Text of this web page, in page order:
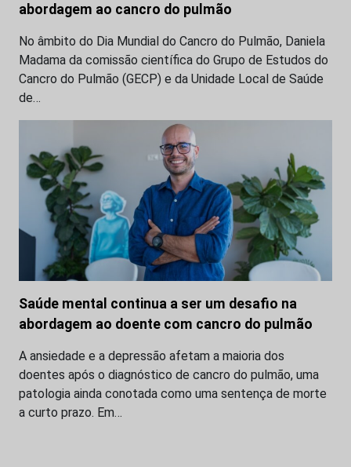
abordagem ao cancro do pulmão
No âmbito do Dia Mundial do Cancro do Pulmão, Daniela
Madama da comissão científica do Grupo de Estudos do
Cancro do Pulmão (GECP) e da Unidade Local de Saúde
de…
Saúde mental continua a ser um desafio na
abordagem ao doente com cancro do pulmão
A ansiedade e a depressão afetam a maioria dos
doentes após o diagnóstico de cancro do pulmão, uma
patologia ainda conotada como uma sentença de morte
a curto prazo. Em…